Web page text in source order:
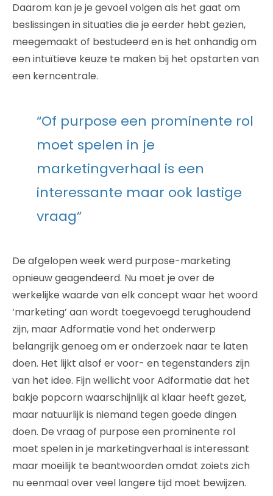
Daarom kan je je gevoel volgen als het gaat om
beslissingen in situaties die je eerder hebt gezien,
meegemaakt of bestudeerd en is het onhandig om
een intuïtieve keuze te maken bij het opstarten van
een kerncentrale.
“Of purpose een prominente rol
moet spelen in je
marketingverhaal is een
interessante maar ook lastige
vraag”
De afgelopen week werd purpose-marketing
opnieuw geagendeerd. Nu moet je over de
werkelijke waarde van elk concept waar het woord
‘marketing’ aan wordt toegevoegd terughoudend
zijn, maar Adformatie vond het onderwerp
belangrijk genoeg om er onderzoek naar te laten
doen. Het lijkt alsof er voor- en tegenstanders zijn
van het idee. Fijn wellicht voor Adformatie dat het
bakje popcorn waarschijnlijk al klaar heeft gezet,
maar natuurlijk is niemand tegen goede dingen
doen. De vraag of purpose een prominente rol
moet spelen in je marketingverhaal is interessant
maar moeilijk te beantwoorden omdat zoiets zich
nu eenmaal over veel langere tijd moet bewijzen.